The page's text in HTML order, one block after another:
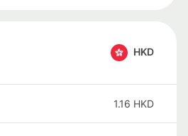
HKD
1.16 HKD